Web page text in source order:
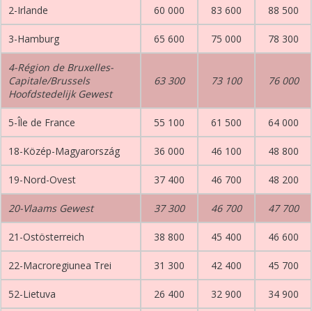
2-Irlande 60 000 83 600 88 500
3-Hamburg 65 600 75 000 78 300
4-Région de Bruxelles-
Capitale/Brussels
Hoofdstedelijk Gewest
63 300 73 100 76 000
5-Île de France 55 100 61 500 64 000
18-Közép-Magyarország 36 000 46 100 48 800
19-Nord-Ovest 37 400 46 700 48 200
20-Vlaams Gewest 37 300 46 700 47 700
21-Ostösterreich 38 800 45 400 46 600
22-Macroregiunea Trei 31 300 42 400 45 700
52-Lietuva 26 400 32 900 34 900